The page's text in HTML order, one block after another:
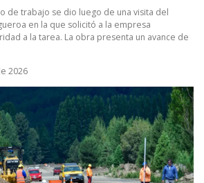
de trabajo se dio luego de una visita del
en la que solicitó a la empresa
a la tarea. La obra presenta un avance de
2026